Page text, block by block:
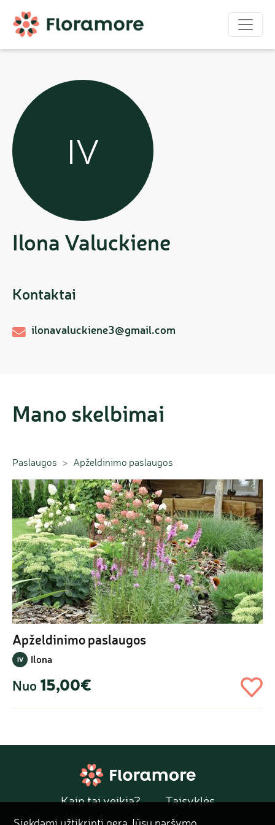
IV
Ilona Valuckiene
Kontaktai
ilonavaluckiene3@gmail.com
Mano skelbimai
Paslaugos Apželdinimo paslaugos
Apželdinimo paslaugos
IV Ilona
Nuo 15,00€
Kaip tai veikia?
Taisyklės